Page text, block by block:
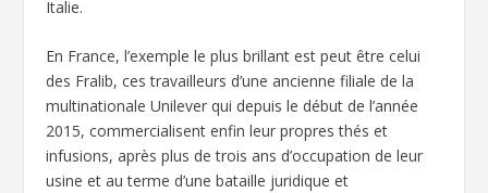
Italie.
En France, l’exemple le plus brillant est peut être celui
des Fralib, ces travailleurs d’une ancienne filiale de la
multinationale Unilever qui depuis le début de l’année
2015, commercialisent enfin leur propres thés et
infusions, après plus de trois ans d’occupation de leur
usine et au terme d’une bataille juridique et